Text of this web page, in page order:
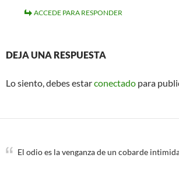
ACCEDE PARA RESPONDER
DEJA UNA RESPUESTA
Lo siento, debes estarconectado para
El odio es la venganza de un cobarde